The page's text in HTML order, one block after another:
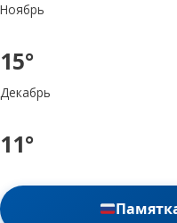
Ноябрь
15°
Декабрь
11°